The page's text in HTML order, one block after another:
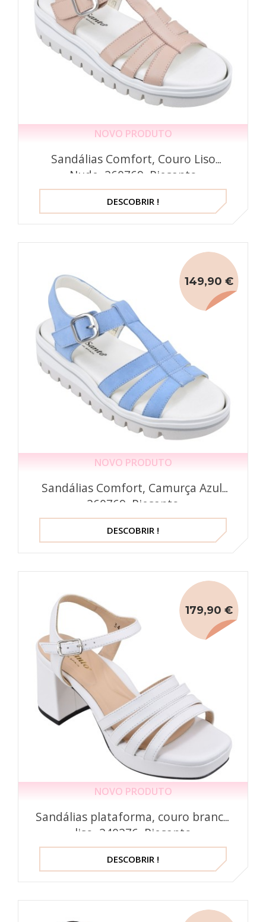
NOVO PRODUTO
Sandálias Comfort, Couro Liso
Nude, 260769, Piesanto
DESCOBRIR !
NOVO PRODUTO
Sandálias Comfort, Camurça Azul,
260769, Piesanto
149,90 €
DESCOBRIR !
NOVO PRODUTO
Sandálias plataforma, couro branco
liso, 240276, Piesanto
179,90 €
DESCOBRIR !